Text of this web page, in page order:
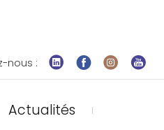
nous :
Actualités